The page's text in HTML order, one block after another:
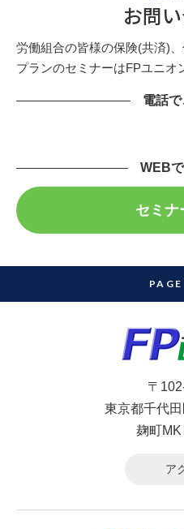
お問
労働組合の皆様の保険(共済)
プランのセミナーはFPユニオ
電話
WEB
セミナ
〒
東京都千代
麹町
ア